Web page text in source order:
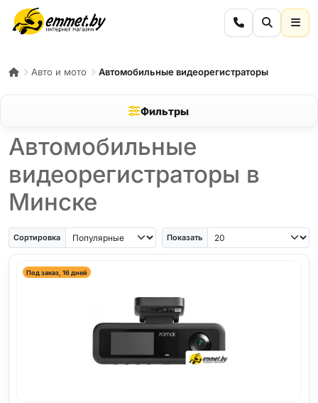
Авто и мото Автомобильные видеорегистраторы
Фильтры
Автомобильные
видеорегистраторы в
Минске
Сортировка Показать
Под заказ, 16 дней